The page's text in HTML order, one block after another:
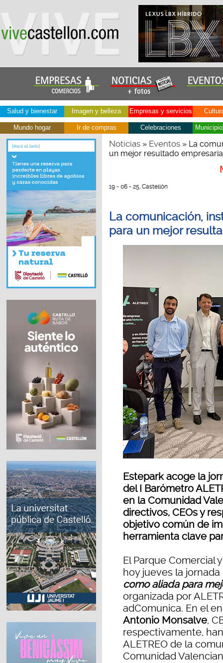
Salud y bienestar Imagen y belleza Empresas y servicios
Mundo hogar Ir de compras Celebraciones
Noticias» Eventos» La
un mejor resultado
19 - 06 - 25, Castellón
La comunicación,
para un mejor
Estepark acoge la
del I Barómetro
en la Comunidad
directivos, CEOs y
objetivo común de
herramienta clave
El Parque Comercial
hoy jueves la jornada
como aliada para
organizada por
adComunica. En el
Antonio Monsalve,
respectivamente,
ALETREO de la
Comunidad